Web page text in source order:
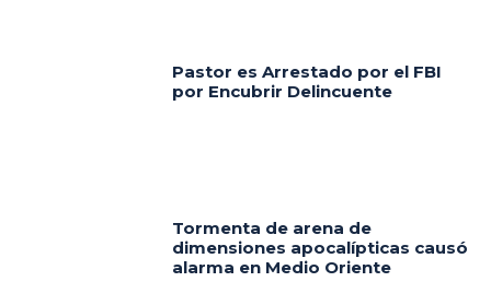
Pastor es Arrestado por el FBI
por Encubrir Delincuente
Tormenta de arena de
dimensiones apocalípticas causó
alarma en Medio Oriente